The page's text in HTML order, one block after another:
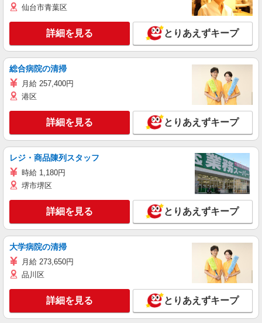
仙台市青葉区
詳細を見る とりあえずキープ
総合病院の清掃
月給 257,400円
港区
詳細を見る とりあえずキープ
レジ・商品陳列スタッフ
時給 1,180円
堺市堺区
詳細を見る とりあえずキープ
大学病院の清掃
月給 273,650円
品川区
詳細を見る とりあえずキープ